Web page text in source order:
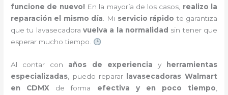
funcione de nuevo! En la mayoría de los casos, realizo la
reparación el mismo día. Mi servicio rápido te garantiza
que tu lavasecadoravuelva a la normalidad sin tener que
esperar mucho tiempo.
Al contar con años de experiencia y
herramientas
especializadas , puedo reparar
lavasecadoras Walmart
en CDMX de forma efectiva y en poco tiempo